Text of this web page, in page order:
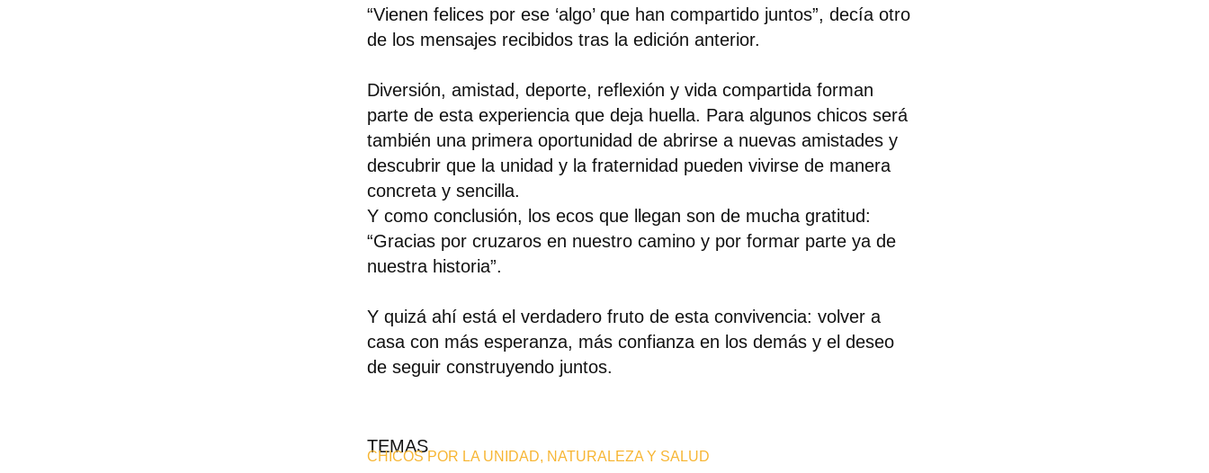
“Vienen felices por ese ‘algo’ que han compartido juntos”, decía otro
de los mensajes recibidos tras la edición anterior.
Diversión, amistad, deporte, reflexión y vida compartida forman
parte de esta experiencia que deja huella. Para algunos chicos será
también una primera oportunidad de abrirse a nuevas amistades y
descubrir que la unidad y la fraternidad pueden vivirse de manera
concreta y sencilla.
Y como conclusión, los ecos que llegan son de mucha gratitud:
“Gracias por cruzaros en nuestro camino y por formar parte ya de
nuestra historia”.
Y quizá ahí está el verdadero fruto de esta convivencia: volver a
casa con más esperanza, más confianza en los demás y el deseo
de seguir construyendo juntos.
TEMAS
CHICOS POR LA UNIDAD, NATURALEZA Y SALUD